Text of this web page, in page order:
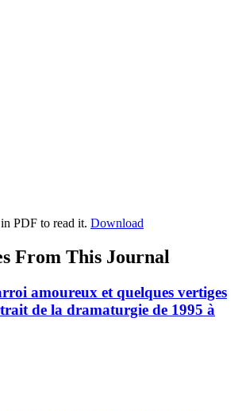
PDF to read it. Download
From This Journal
amoureux et quelques vertiges
de la dramaturgie de 1995 à